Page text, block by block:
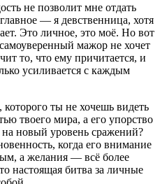
не позволит мне отдать
— я девственница, хотя
Это личное, это моё. Но вот
мажор не хочет
то, что ему причитается, и
усиливается с каждым
которого ты не хочешь видеть
твоего мира, а его упорство
новый уровень сражений?
когда его внимание
а желания — всё более
настоящая битва за личные